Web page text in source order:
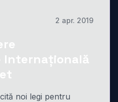
2 apr. 2019
Internațională
noi legi pentru